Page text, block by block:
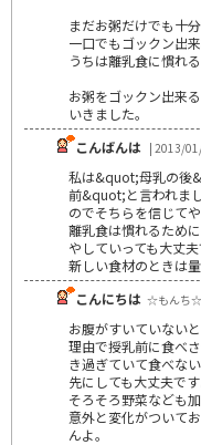
まだお粥だけでも十
一口でもゴックン出
うちは離乳食に慣れ
お粥をゴックン出来
いきました。
こんばんは | 2013/
私は&quot;母乳の後
前&quot;と言われま
のでそちらを信じてや
離乳食は慣れるため
やしていっても大丈
新しい食材のときは
こんにちは ☆もんち☆
お腹がすいていない
理由で授乳前に食べ
き過ぎていて食べな
先にしても大丈夫です
そろそろ野菜なども
意外と変化がついて
んよ。